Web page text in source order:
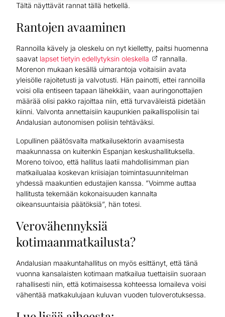
Tältä näyttävät rannat tällä hetkellä.
Rantojen avaaminen
Rannoilla kävely ja oleskelu on nyt kielletty, paitsi huomenna
saavat lapset tietyin edellytyksin oleskella
rannalla.
Morenon mukaan kesällä uimarantoja voitaisiin avata
yleisölle rajoitetusti ja valvotusti. Hän painotti, ettei rannoilla
voisi olla entiseen tapaan lähekkäin, vaan auringonottajien
määrää olisi pakko rajoittaa niin, että turvaväleistä pidetään
kiinni. Valvonta annettaisiin kaupunkien paikallispoliisin tai
Andalusian autonomisen poliisin tehtäväksi.
Lopullinen päätösvalta matkailusektorin avaamisesta
maakunnassa on kuitenkin Espanjan keskushallituksella.
Moreno toivoo, että hallitus laatii mahdollisimman pian
matkailualaa koskevan kriisiajan toimintasuunnitelman
yhdessä maakuntien edustajien kanssa. ”Voimme auttaa
hallitusta tekemään kokonaisuuden kannalta
oikeansuuntaisia päätöksiä”, hän totesi.
Verovähennyksiä
kotimaanmatkailusta?
Andalusian maakuntahallitus on myös esittänyt, että tänä
vuonna kansalaisten kotimaan matkailua tuettaisiin suoraan
rahallisesti niin, että kotimaisessa kohteessa lomaileva voisi
vähentää matkakulujaan kuluvan vuoden tuloverotuksessa.